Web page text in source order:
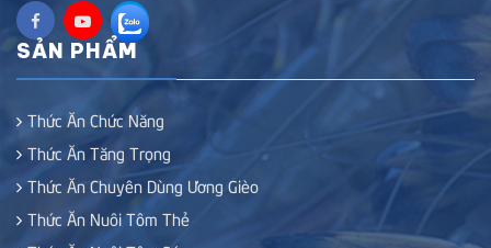
SẢN PHẨM
Thức Ăn Chức Năng
Thức Ăn Tăng Trọng
Thức Ăn Chuyên Dùng Ương Gièo
Thức Ăn Nuôi Tôm Thẻ